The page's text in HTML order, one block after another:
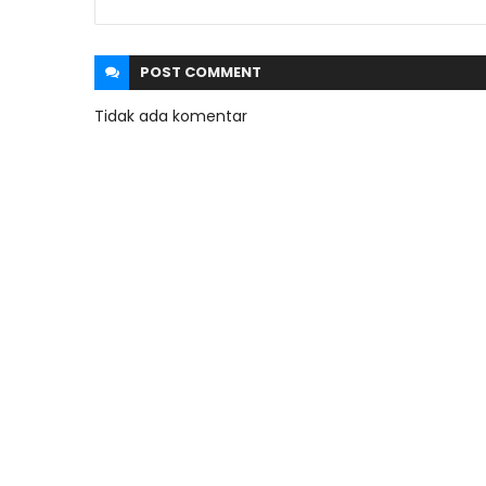
POST COMMENT
Tidak ada komentar